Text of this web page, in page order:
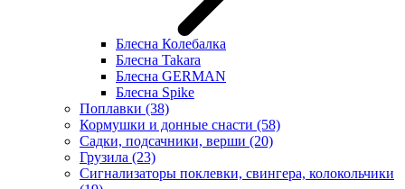
Блесна Колебалка
Блесна Takara
Блесна GERMAN
Блесна Spike
Поплавки (38)
Кормушки и донные снасти (58)
Садки, подсачники, верши (20)
Грузила (23)
Сигнализаторы поклевки, свингера, колокольчики